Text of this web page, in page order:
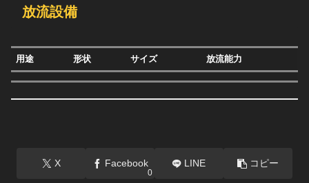
放流設備
用途 形状 サイズ 放流能力
X Facebook
0
LINE コピー